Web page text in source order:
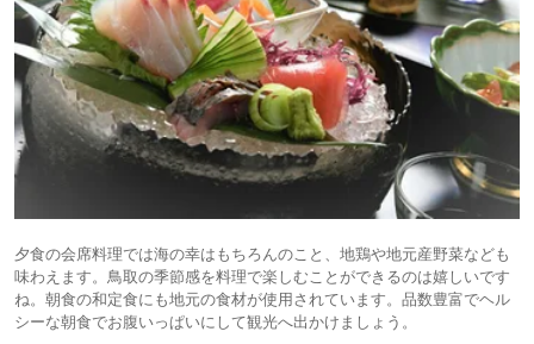
夕食の会席料理では海の幸はもちろんのこと、地鶏や地元産野菜なども
味わえます。鳥取の季節感を料理で楽しむことができるのは嬉しいです
ね。朝食の和定食にも地元の食材が使用されています。品数豊富でヘル
シーな朝食でお腹いっぱいにして観光へ出かけましょう。